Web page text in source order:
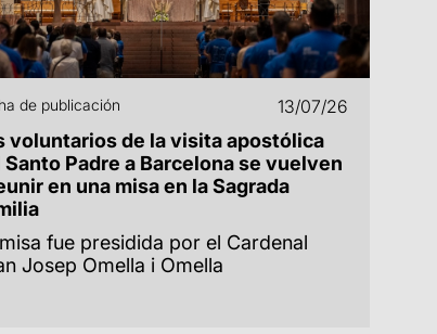
de publicación 13/07/26
voluntarios de la visita apostólica
Santo Padre a Barcelona se vuelven
en una misa en la Sagrada
fue presidida por el Cardenal
Josep Omella i Omella